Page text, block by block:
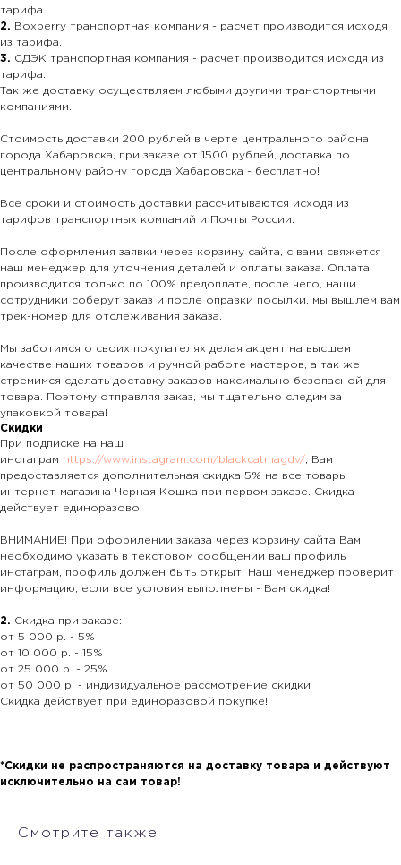
тарифа.
2. Boxberry транспортная компания - расчет производится исходя
из тарифа.
3. СДЭК транспортная компания - расчет производится исходя из
тарифа.
Так же доставку осуществляем любыми другими транспортными
компаниями.
Стоимость доставки 200 рублей в черте центрального района
города Хабаровска, при заказе от 1500 рублей, доставка по
центральному району города Хабаровска - бесплатно!
Все сроки и стоимость доставки рассчитываются исходя из
тарифов транспортных компаний и Почты России.
После оформления заявки через корзину сайта, с вами свяжется
наш менеджер для уточнения деталей и оплаты заказа. Оплата
производится только по 100% предоплате, после чего, наши
сотрудники соберут заказ и после оправки посылки, мы вышлем вам
трек-номер для отслеживания заказа.
Мы заботимся о своих покупателях делая акцент на высшем
качестве наших товаров и ручной работе мастеров, а так же
стремимся сделать доставку заказов максимально безопасной для
товара. Поэтому отправляя заказ, мы тщательно следим за
упаковкой товара!
Скидки
При подписке на наш
инстаграм
https://www.instagram.com/blackcatmagdv/ , Вам
предоставляется дополнительная скидка 5% на все товары
интернет-магазина Черная Кошка при первом заказе. Скидка
действует единоразово!
ВНИМАНИЕ! При оформлении заказа через корзину сайта Вам
необходимо указать в текстовом сообщении ваш профиль
инстаграм, профиль должен быть открыт. Наш менеджер проверит
информацию, если все условия выполнены - Вам скидка!
2. Скидка при заказе:
от 5 000 р. - 5%
от 10 000 р. - 15%
от 25 000 р. - 25%
от 50 000 р. - индивидуальное рассмотрение скидки
Скидка действует при единоразовой покупке!
*Скидки не распространяются на доставку товара и действуют
исключительно на сам товар!
Смотрите также